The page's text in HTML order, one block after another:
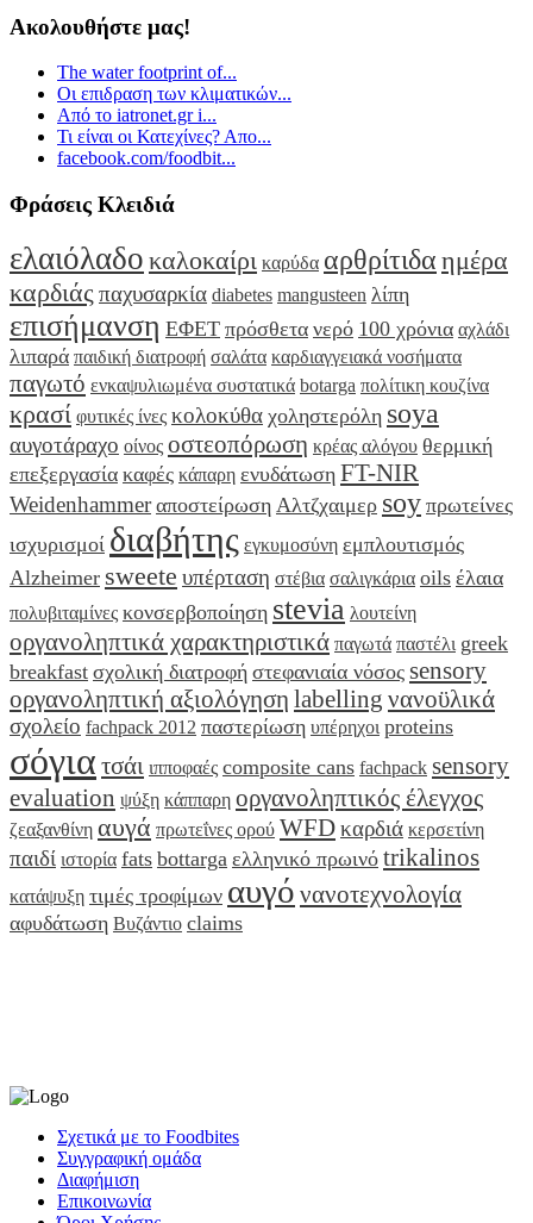
Ακολουθήστε μας!
The water footprint of...
Οι επιδραση των κλιματικών...
Από το iatronet.gr i...
Τι είναι οι Κατεχίνες? Απο...
facebook.com/foodbit...
Φράσεις Κλειδιά
ελαιόλαδο καλοκαίρι καρύδα αρθρίτιδα ημέρα
καρδιάς παχυσαρκία diabetes mangusteen λίπη
επισήμανση ΕΦΕΤ πρόσθετα νερό 100 χρόνια αχλάδι
λιπαρά παιδική διατροφή σαλάτα καρδιαγγειακά νοσήματα
παγωτό ενκαψυλιωμένα συστατικά botarga πολίτικη κουζίνα
κρασί φυτικές ίνες κολοκύθα χοληστερόλη soya
αυγοτάραχο οίνος οστεοπόρωση κρέας αλόγου θερμική
επεξεργασία καφές κάπαρη ενυδάτωση FT-NIR
Weidenhammer αποστείρωση Αλτζχαιμερ soy πρωτείνες
ισχυρισμοί διαβήτης εγκυμοσύνη εμπλουτισμός
Alzheimer sweete υπέρταση στέβια σαλιγκάρια oils έλαια
πολυβιταμίνες κονσερβοποίηση stevia λουτείνη
οργανοληπτικά χαρακτηριστικά παγωτά παστέλι greek
breakfast σχολική διατροφή στεφανιαία νόσος sensory
οργανοληπτική αξιολόγηση labelling νανοϋλικά
σχολείο fachpack 2012 παστερίωση υπέρηχοι proteins
σόγια τσάι ιπποφαές composite cans fachpack sensory
evaluation ψύξη κάππαρη οργανοληπτικός έλεγχος
ζεαξανθίνη αυγά πρωτεΐνες ορού WFDκαρδιά κερσετίνη
παιδί ιστορία fats bottarga ελληνικό πρωινό trikalinos
κατάψυξη τιμές τροφίμων αυγό νανοτεχνολογία
αφυδάτωση Βυζάντιο claims
Σχετικά με το Foodbites
Συγγραφική ομάδα
Διαφήμιση
Επικοινωνία